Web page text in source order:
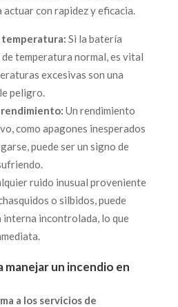
con rapidez y eficacia.
Si la batería
temperatura normal, es vital
excesivas son una
peligro.
Un rendimiento
como apagones inesperados
puede ser un signo de
ruido inusual proveniente
o silbidos, puede
interna incontrolada, lo que
manejar un incendio en
a los servicios de